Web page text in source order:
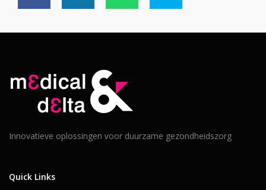
Innovatieve oplossingen voor duurzame gezondheidszorg
Quick Links